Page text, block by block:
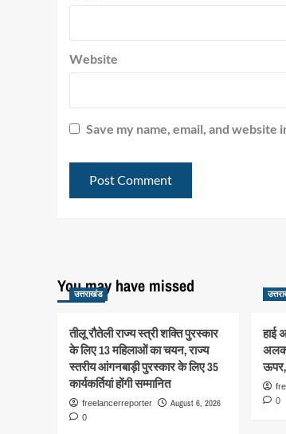
Website
Save my name, email, and
You may have missed
उत्तराखंड
तीलू रौतेली राज्य स्त्री शक्ति पुरस्कार
के लिए 13 महिलाओं का चयन, राज्य
स्तरीय आंगनबाड़ी पुरस्कार के लिए 35
कार्यकर्तियां होंगी सम्मानित
freelancerreporter August 6, 2026
0
हाई
0